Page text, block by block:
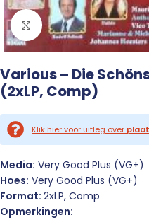
Click to enlarge
Various – Die
(2xLP, Comp)
Klik hier voor uitleg over
Media: Very Good Plus (VG+)
Hoes: Very Good Plus (VG+)
Format: 2xLP, Comp
Opmerkingen: